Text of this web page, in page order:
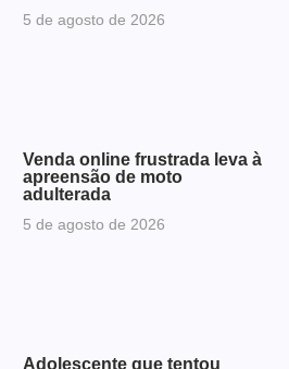
5 de agosto de 2026
Venda online frustrada leva à
apreensão de moto
adulterada
5 de agosto de 2026
Adolescente que tentou